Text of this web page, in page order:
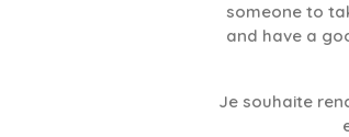
someone to
and have a
Je souhaite